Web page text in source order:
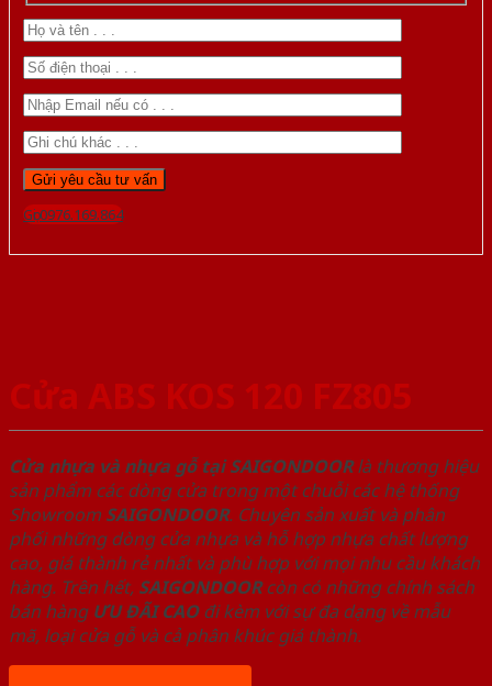
Gọi 0976.169.864
Cửa ABS KOS 120 FZ805
Cửa nhựa và nhựa gỗ tại SAIGONDOORlà thương hiệu
sản phẩm các dòng cửa trong một chuỗi các hệ thống
Showroom SAIGONDOOR. Chuyên sản xuất và phân
phối những dòng cửa nhựa và hỗ hợp nhựa chất lượng
cao, giá thành rẻ nhất và phù hợp với mọi nhu cầu khách
hàng. Trên hết, SAIGONDOORcòn có những chính sách
bán hàng ƯU ĐÃI CAOđi kèm với sự đa dạng về mẫu
mã, loại cửa gỗ và cả phân khúc giá thành.